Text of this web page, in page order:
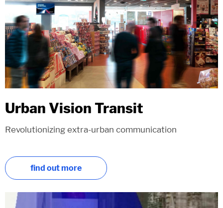
Urban Vision Transit
Revolutionizing extra-urban communication
find out more